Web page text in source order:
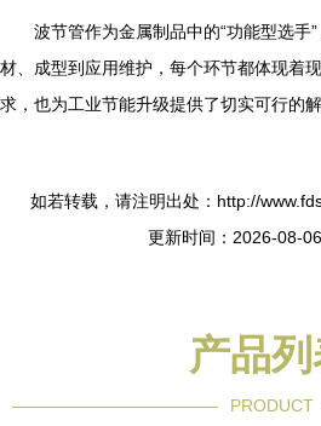
波节管作为金属制品中的“功能型选手
材、成型到应用维护，每个环节都体现着
求，也为工业节能升级提供了切实可行的解
如若转载，请注明出处：http://
更新时间：2026-08-
产品
PRODUCT